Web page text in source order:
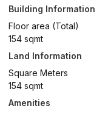
Building Information
Floor area (Total)
154 sqmt
Land Information
Square Meters
154 sqmt
Amenities